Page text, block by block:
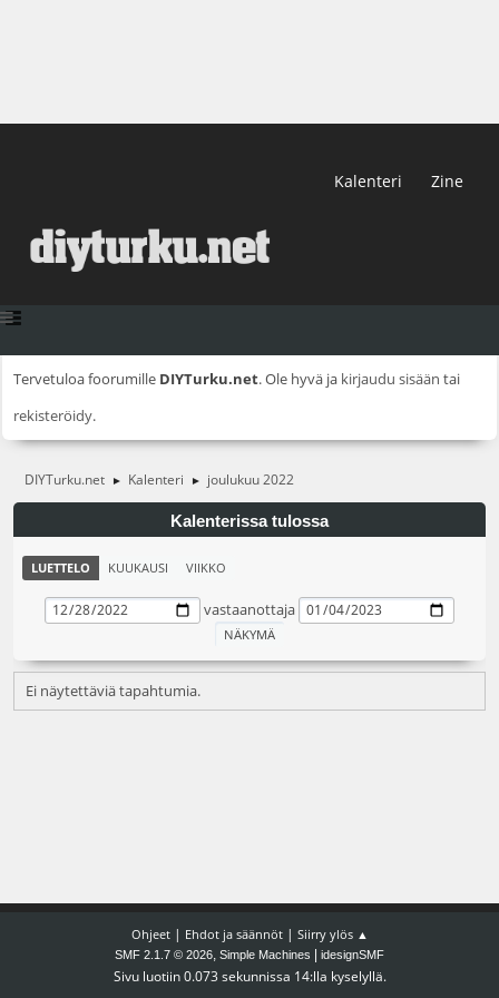
Kalenteri Zine
Tervetuloa foorumille DIYTurku.net. Ole hyvä ja kirjaudu sisään tai
rekisteröidy.
DIYTurku.net ► Kalenteri ► joulukuu 2022
Kalenterissa tulossa
LUETTELO KUUKAUSI VIIKKO
vastaanottaja
Ei näytettäviä tapahtumia.
Ohjeet| Ehdot ja säännöt| Siirry ylös ▲
SMF 2.1.7 © 2026, Simple Machines idesignSMF
Sivu luotiin 0.073 sekunnissa 14:lla kyselyllä.